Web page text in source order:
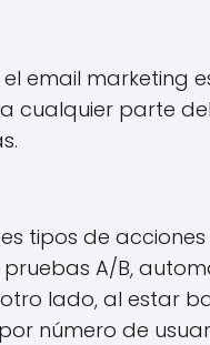
email marketing
cualquier parte
tipos de
A/B,
lado, al estar
número de